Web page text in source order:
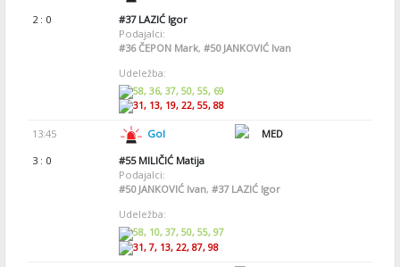
2 : 0
#37LAZIĆ Igor
Podajalci:
#36ČEPON Mark, #50JANKOVIĆ Ivan
Udeležba:
58, 36, 37, 50, 55, 69
31, 13, 19, 22, 55, 88
13:45 Gol
MED
3 : 0
#55MILIČIĆ Matija
Podajalci:
#50JANKOVIĆ Ivan, #37LAZIĆ Igor
Udeležba:
58, 10, 37, 50, 55, 97
31, 7, 13, 22, 87, 98